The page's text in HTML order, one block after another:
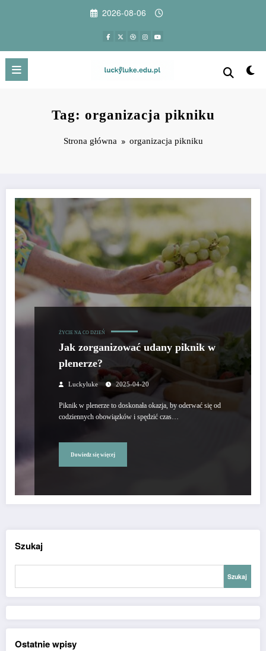
2026-08-06
Tag: organizacja pikniku
Strona główna organizacja pikniku
ŻYCIE NA CO DZIEŃ
Jak zorganizować udany piknik w
plenerze?
Luckyluke 2025-04-20
Piknik w plenerze to doskonała okazja, by oderwać się od
codziennych obowiązków i spędzić czas…
Dowiedz się więcej
Szukaj
Szukaj
Ostatnie wpisy